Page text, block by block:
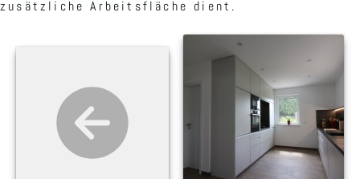
zusätzliche Arbeitsfläche dient.